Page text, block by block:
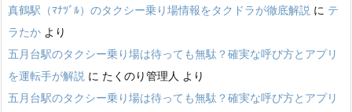
真鶴駅（ﾏﾅﾂﾞﾙ）のタクシー乗り場情報をタクドラが徹底解説 に テ
ラたか より
五月台駅のタクシー乗り場は待っても無駄？確実な呼び方とアプリ
を運転手が解説 に たくのり管理人 より
五月台駅のタクシー乗り場は待っても無駄？確実な呼び方とアプリ